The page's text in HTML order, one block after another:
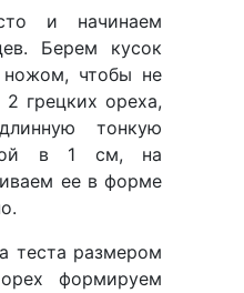
и начинаем
Берем кусок
ножом, чтобы не
грецких ореха,
тонкую
в 1 см, на
ее в форме
теста размером
формируем